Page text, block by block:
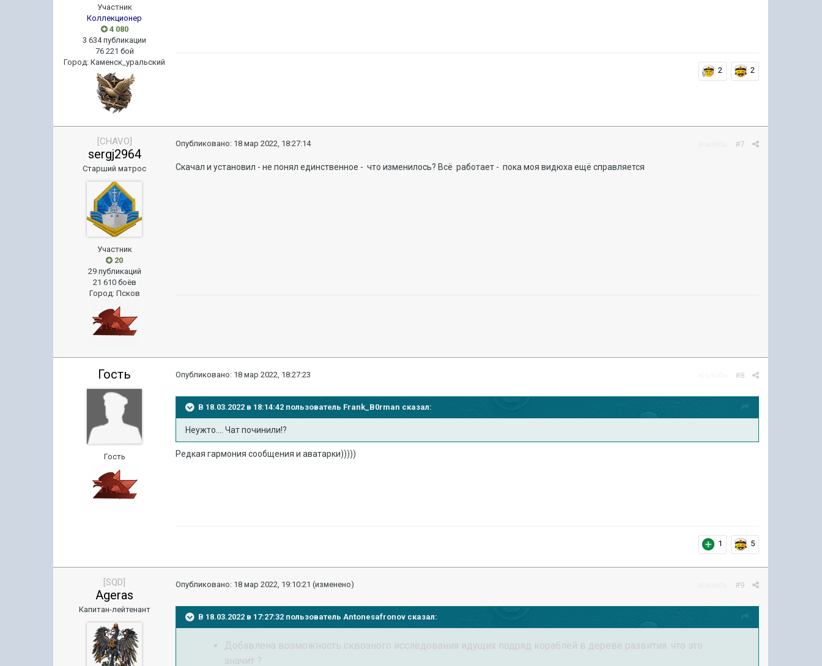
Участник
Коллекционер
4 080
3 634 публикации
76 221 бой
Город:Каменск_уральский
2 2
[CHAVO]
sergj2964
Старший матрос
Участник
20
29 публикаций
21 610 боёв
Город: Псков
#7
Опубликовано: 18 мар 2022, 18:27:14
Скачал и установил - не понял единственное - что изменилось? Всё работает - пока моя видюха ещё справляется
Гость
Гость
#8
Опубликовано: 18 мар 2022, 18:27:23
В 18.03.2022 в 18:14:42 пользователь Frank_B0rman сказал:
Неужто.... Чат починили!?
Редкая гармония сообщения и аватарки)))))
1 5
[SQD]
Ageras
Капитан-лейтенант
#9
Опубликовано: 18 мар 2022, 19:10:21 (изменено)
В 18.03.2022 в 17:27:32 пользователь Antonesafronov сказал:
Добавлена возможность сквозного исследования идущих подряд кораблей в дереве развития. что это
значит ?